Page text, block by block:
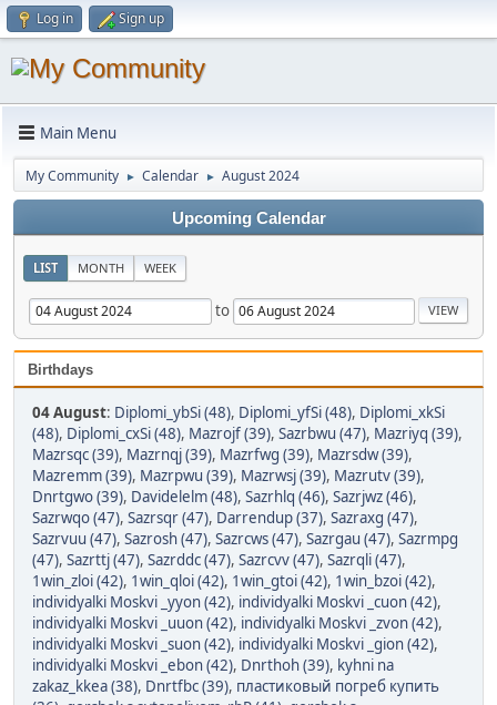
Log in Sign up
Main Menu
My Community ► Calendar ► August 2024
Upcoming Calendar
LIST MONTH WEEK
to
Birthdays
04 August: Diplomi_ybSi (48), Diplomi_yfSi (48), Diplomi_xkSi
(48), Diplomi_cxSi (48), Mazrojf (39), Sazrbwu (47), Mazriyq (39),
Mazrsqc (39), Mazrnqj (39), Mazrfwg (39), Mazrsdw (39),
Mazremm (39), Mazrpwu (39), Mazrwsj (39), Mazrutv (39),
Dnrtgwo (39), Davidelelm (48), Sazrhlq (46), Sazrjwz (46),
Sazrwqo (47), Sazrsqr (47), Darrendup (37), Sazraxg (47),
Sazrvuu (47), Sazrosh (47), Sazrcws (47), Sazrgau (47), Sazrmpg
(47), Sazrttj (47), Sazrddc (47), Sazrcvv (47), Sazrqli (47),
1win_zloi (42), 1win_qloi (42), 1win_gtoi (42), 1win_bzoi (42),
individyalki Moskvi _yyon (42), individyalki Moskvi _cuon (42),
individyalki Moskvi _uuon (42), individyalki Moskvi _zvon (42),
individyalki Moskvi _suon (42), individyalki Moskvi _gion (42),
individyalki Moskvi _ebon (42), Dnrthoh (39), kyhni na
zakaz_kkea (38), Dnrtfbc (39), пластиковый погреб купить